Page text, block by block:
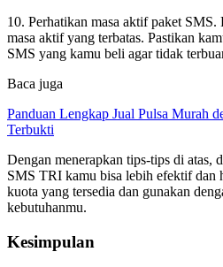
10. Perhatikan masa aktif paket
masa aktif yang terbatas. Pastikan
SMS yang kamu beli agar tidak
Baca juga
Panduan Lengkap Jual Pulsa Murah
Terbukti
Dengan menerapkan tips-tips di atas,
SMS TRI kamu bisa lebih efektif dan
kuota yang tersedia dan gunakan
kebutuhanmu.
Kesimpulan